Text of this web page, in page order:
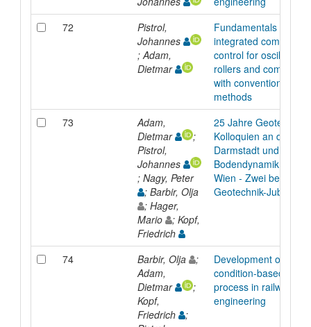
72
Pistrol,
Johannes
; Adam,
Dietmar
Fundamentals of
integrated compaction
control for oscillatory
rollers and
with conventional
methods
73
Adam,
Dietmar
;
Pistrol,
Johannes
; Nagy, Peter
; Barbir, Olja
; Hager,
Mario
; Kopf,
Friedrich
25 Jahre Geotechnik-
Kolloquien an der TU
Darmstadt und 25
Bodendynamik an
Wien - Zwei
Geotechnik-Jubiläen
74 Barbir, Olja
;
Adam,
Dietmar
;
Kopf,
Friedrich
;
Development of
condition-based
process in railway
engineering